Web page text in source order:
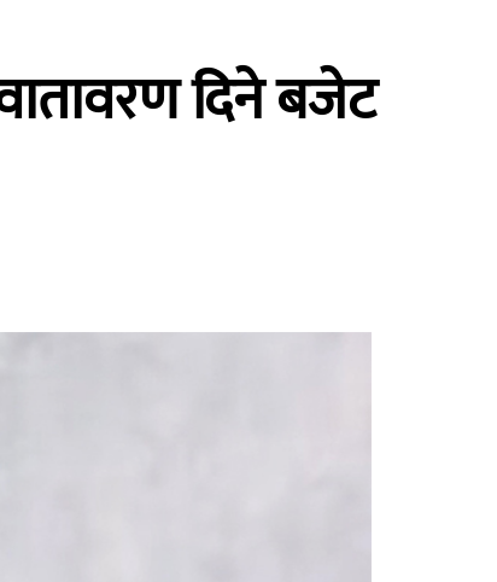
दिने बजेट